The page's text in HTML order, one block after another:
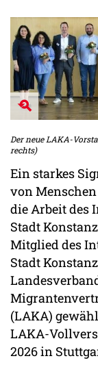
Der neue LAKA-
rechts)
Ein starkes
von
die Arbeit des
Stadt
Mitglied des
Stadt
(LAKA)
LAKA-
2026 in